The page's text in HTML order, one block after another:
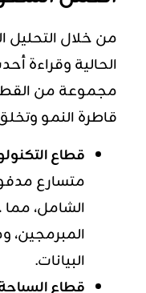
من خلال التحليل
الحالية وقراءة
مجموعة من
قاطرة النمو
قطاع
متسارع
الشامل،
البيانات.